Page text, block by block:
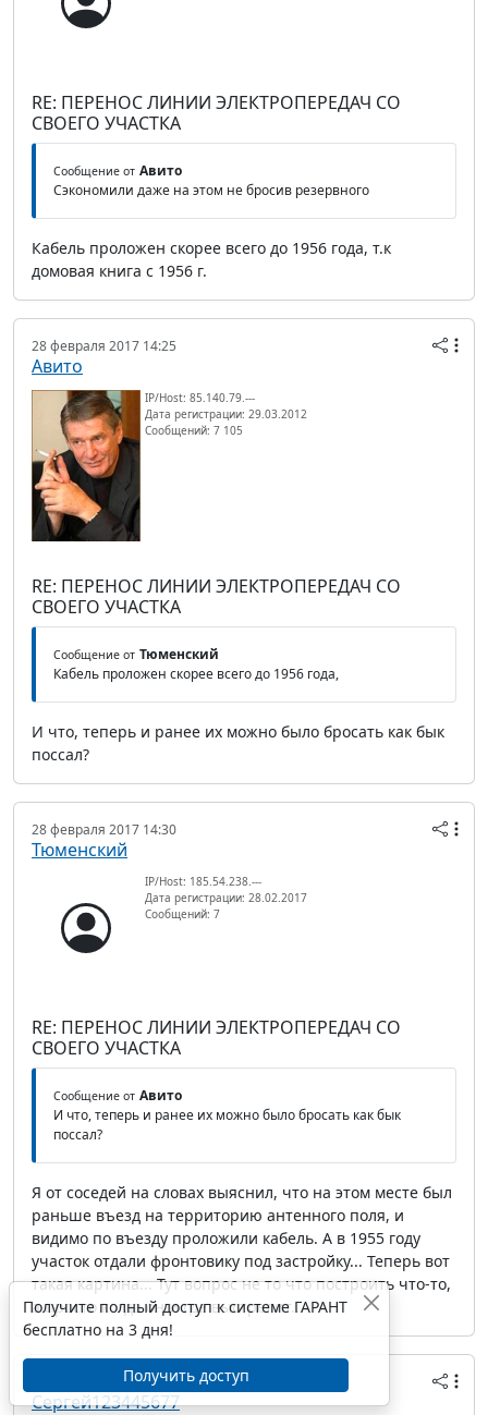
RE: ПЕРЕНОС ЛИНИИ ЭЛЕКТРОПЕРЕДАЧ СО
СВОЕГО УЧАСТКА
Сообщение от Авито
Сэкономили даже на этом не бросив резервного
Кабель проложен скорее всего до 1956 года, т.к
домовая книга с 1956 г.
28 февраля 2017 14:25
Авито
IP/Host: 85.140.79.---
Дата регистрации: 29.03.2012
Сообщений: 7 105
RE: ПЕРЕНОС ЛИНИИ ЭЛЕКТРОПЕРЕДАЧ СО
СВОЕГО УЧАСТКА
Сообщение от Тюменский
Кабель проложен скорее всего до 1956 года,
И что, теперь и ранее их можно было бросать как бык
поссал?
28 февраля 2017 14:30
Тюменский
IP/Host: 185.54.238.---
Дата регистрации: 28.02.2017
Сообщений: 7
RE: ПЕРЕНОС ЛИНИИ ЭЛЕКТРОПЕРЕДАЧ СО
СВОЕГО УЧАСТКА
Сообщение от Авито
И что, теперь и ранее их можно было бросать как бык
поссал?
Я от соседей на словах выяснил, что на этом месте был
раньше въезд на территорию антенного поля, и
видимо по въезду проложили кабель. А в 1955 году
участок отдали фронтовику под застройку... Теперь вот
такая картина... Тут вопрос не то что построить что-то,
а просто когда он и где выстрелит...
28 февраля 2017 14:43
Сергей123445677
Получите полный доступ к системе ГАРАНТ
бесплатно на 3 дня!
Получить доступ